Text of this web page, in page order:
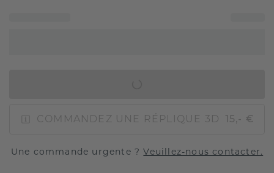
COMMANDEZ UNE RÉPLIQUE 3D 15,- €
Une commande urgente ?Veuillez-nous contacter.